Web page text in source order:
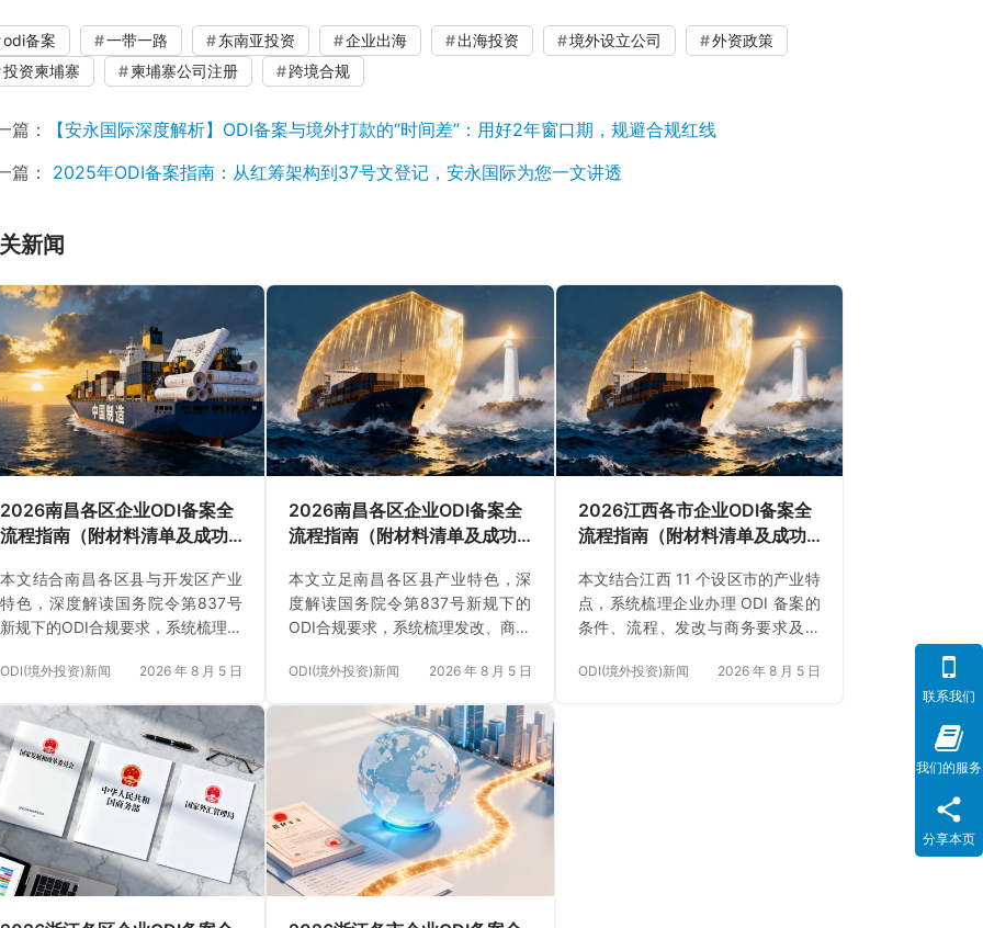
odi备案 一带一路 东南亚投资 企业出海 出海投资 境外设立公司
外资政策
投资柬埔寨
柬埔寨公司注册 跨境合规
篇：
【安永国际深度解析】ODI备案与境外打款的“时间差”：用好2年窗口期，规避合规红线
篇：
2025年ODI备案指南：从红筹架构到37号文登记，安永国际为您一文讲透
新闻
2026南昌各区企业ODI备案全
流程指南（附材料清单及成功
荐）
本文结合南昌各区县与开发区产业
特色，深度解读国务院令第837号
新规下的ODI合规要求，系统梳理发
理流程、核心审批条件、材料准备
坑指南。
ODI(境外投资)新闻 2026 年 8 月 5 日
2026南昌各区企业ODI备案全
流程指南（附材料清单及成功
荐）
本文立足南昌各区县产业特色，深
度解读国务院令第837号新规下的
ODI合规要求，系统梳理发改、商务
要点、核心条件及十项常见避坑指
ODI(境外投资)新闻 2026 年 8 月 5 日
2026江西各市企业ODI备案全
流程指南（附材料清单及成功
荐）
本文结合江西 11 个设区市的产业特
点，系统梳理企业办理 ODI 备案的
条件、流程、发改与商务要求及银
项目痛点，并提供避坑自查建议与
ODI(境外投资)新闻 2026 年 8 月 5 日
联系我们
我们的服务
分享本页